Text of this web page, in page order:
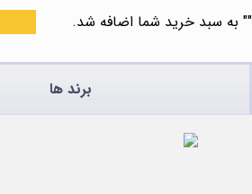
"" به سبد خرید شما اضافه شد.
برند ها